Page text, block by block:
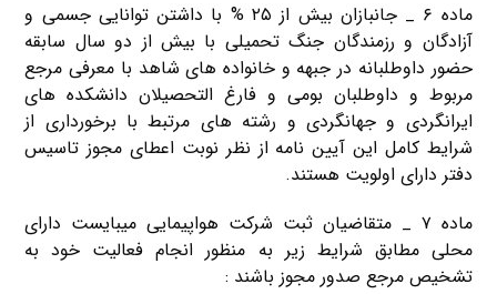
ماده ۶ _ جانبازان بیش از ۲۵ % با داشتن توانایی جسمی و
آزادگان و رزمندگان جنگ تحمیلی با بیش از دو سال سابقه
حضور داوطلبانه در جبهه و خانواده های شاهد با معرفی مرجع
مربوط و داوطلبان بومی و فارغ التحصیلان دانشکده های
ایرانگردی و جهانگردی و رشته های مرتبط با برخورداری از
شرایط کامل این آیین نامه از نظر نوبت اعطای مجوز تاسیس
دفتر دارای اولویت هستند.
ماده ۷ _ متقاضیان ثبت شرکت هواپیمایی میبایست دارای
محلی مطابق شرایط زیر به منظور انجام فعالیت خود به
تشخیص مرجع صدور مجوز باشند :